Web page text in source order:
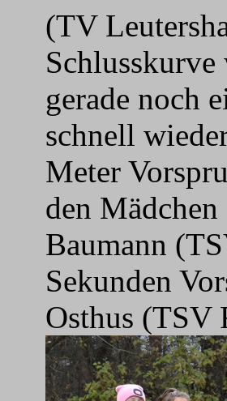
(TV
gerade noch
schnell
Meter Vor
den
Baumann
Sekunden
Osthus (TSV